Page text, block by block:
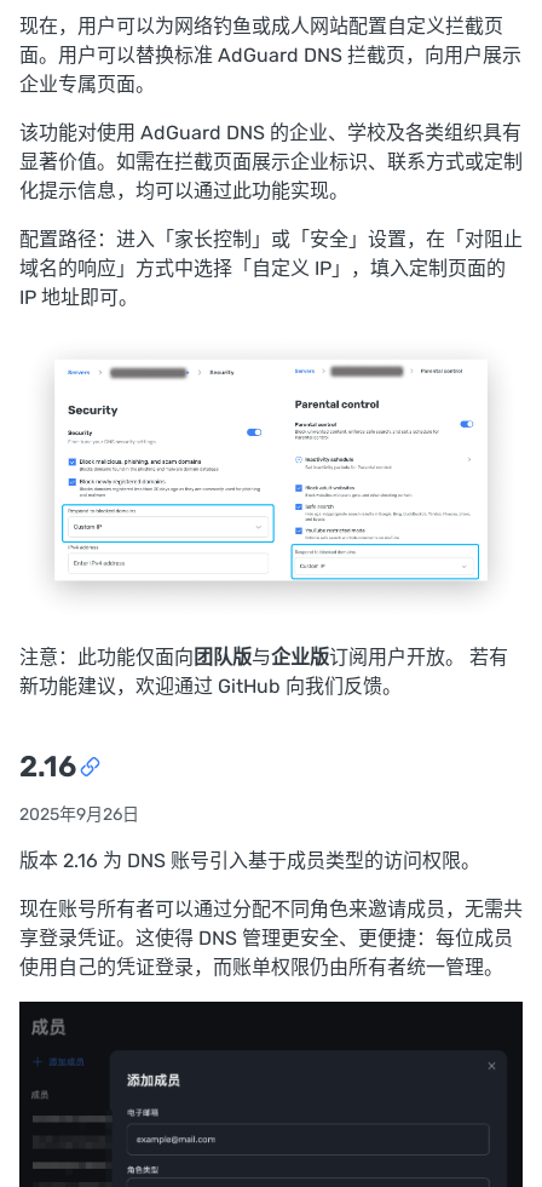
现在，用户可以为网络钓鱼或成人网站配置自定义拦截页
面。用户可以替换标准 AdGuard DNS 拦截页，向用户展示
企业专属页面。
该功能对使用 AdGuard DNS 的企业、学校及各类组织具有
显著价值。如需在拦截页面展示企业标识、联系方式或定制
化提示信息，均可以通过此功能实现。
配置路径：进入「家长控制」或「安全」设置，在「对阻止
域名的响应」方式中选择「自定义 IP」，填入定制页面的
IP 地址即可。
注意：此功能仅面向 团队版与企业版订阅用户开放。 若有
新功能建议，欢迎通过 GitHub 向我们反馈。
2.16
2025年9月26日
版本 2.16 为 DNS 账号引入基于成员类型的访问权限。
现在账号所有者可以通过分配不同角色来邀请成员，无需共
享登录凭证。这使得 DNS 管理更安全、更便捷：每位成员
使用自己的凭证登录，而账单权限仍由所有者统一管理。